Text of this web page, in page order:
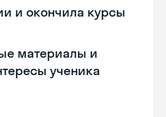
и окончила курсы
материалы и
ученика